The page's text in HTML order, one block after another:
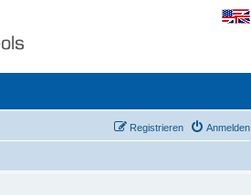
Anmelden
Registrieren